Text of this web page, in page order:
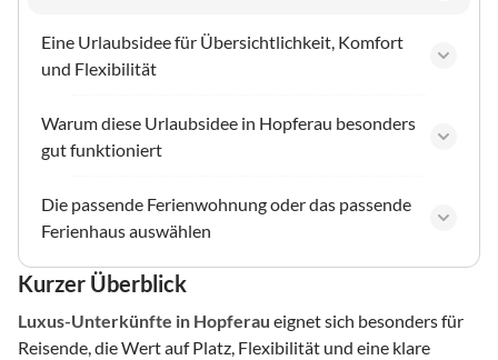
Eine Urlaubsidee für Übersichtlichkeit, Komfort
und Flexibilität
Warum diese Urlaubsidee in Hopferau besonders
gut funktioniert
Die passende Ferienwohnung oder das passende
Ferienhaus auswählen
Kurzer Überblick
Luxus-Unterkünfte in Hopferau eignet sich besonders für
Reisende, die Wert auf Platz, Flexibilität und eine klare